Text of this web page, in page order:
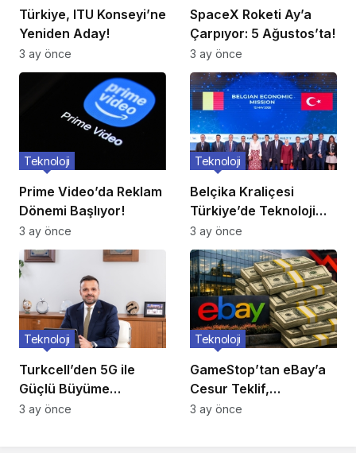
Türkiye, ITU Konseyi’ne
Yeniden Aday!
3 ay önce
SpaceX Roketi Ay’a
Çarpıyor: 5 Ağustos’ta!
3 ay önce
Prime Video’da Reklam
Dönemi Başlıyor!
Teknoloji
3 ay önce
Belçika Kraliçesi
Türkiye’de Teknoloji
Ziyareti
Teknoloji
3 ay önce
Turkcell’den 5G ile
Güçlü Büyüme
Hamlesi!
Teknoloji
3 ay önce
GameStop’tan eBay’a
Cesur Teklif,
Reddedildi!
Teknoloji
3 ay önce